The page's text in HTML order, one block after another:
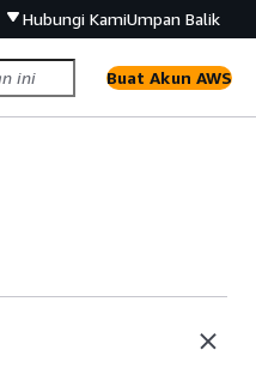
Hubungi KamiUmpan Balik
Buat Akun AWS